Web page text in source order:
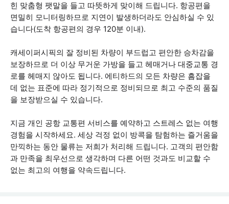
힌 맞춤형 팻말을 들고 따뜻하게 맞이해 드립니다. 항공편을
면밀히 모니터링하므로 지연이 발생하더라도 안심하실 수 있
습니다(도착 항공편의 경우 120분 이내).
캐세이퍼시픽의 잘 정비된 차량이 부드럽고 편안한 승차감을
보장하므로 더 이상 무거운 가방을 들고 헤매거나 대중교통 경
로를 헤매지 않아도 됩니다. 에티하드의 모든 차량은 흠잡을
데 없는 표준에 따라 정기적으로 정비되므로 최고 수준의 품질
을 보장받으실 수 있습니다.
지금 개인 공항 교통편 서비스를 예약하고 스트레스 없는 여행
경험을 시작하세요. 세상 걱정 없이 방콕을 탐험하는 즐거움을
만끽하는 동안 물류는 저희가 처리해 드립니다. 고객의 편안함
과 만족을 최우선으로 생각하며 다른 어떤 것과도 비교할 수
없는 최고의 여행을 약속드립니다.